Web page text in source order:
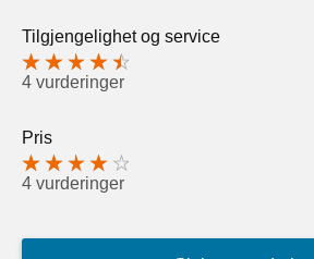
Tilgjengelighet og service
4 vurderinger
Pris
4 vurderinger